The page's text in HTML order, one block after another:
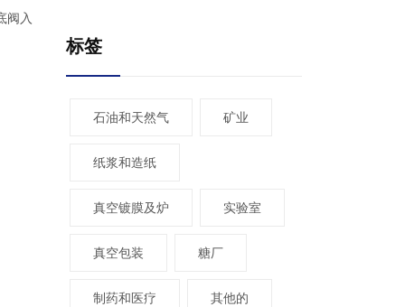
阀入
标签
石油和天然气 矿业
纸浆和造纸
真空镀膜及炉 实验室
真空包装 糖厂
制药和医疗 其他的